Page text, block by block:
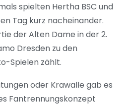
spielten Hertha BSC und
Tag kurz nacheinander.
der Alten Dame in der 2.
Dresden zu den
Spielen zählt.
oder Krawalle gab es
Fantrennungskonzept